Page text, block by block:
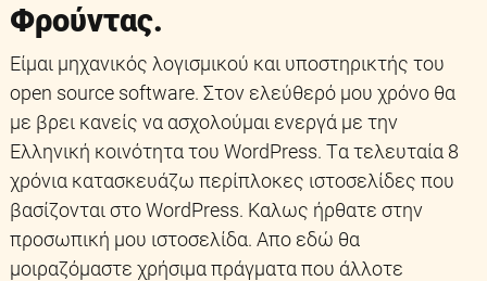
Φρούντας.
Είμαι μηχανικός λογισμικού και υποστηρικτής του
open source software. Στον ελεύθερό μου χρόνο θα
με βρει κανείς να ασχολούμαι ενεργά με την
Ελληνική κοινότητα του WordPress. Tα τελευταία 8
χρόνια κατασκευάζω περίπλοκες ιστοσελίδες που
βασίζονται στο WordPress. Καλως ήρθατε στην
προσωπική μου ιστοσελίδα. Απο εδώ θα
μοιραζόμαστε χρήσιμα πράγματα που άλλοτε